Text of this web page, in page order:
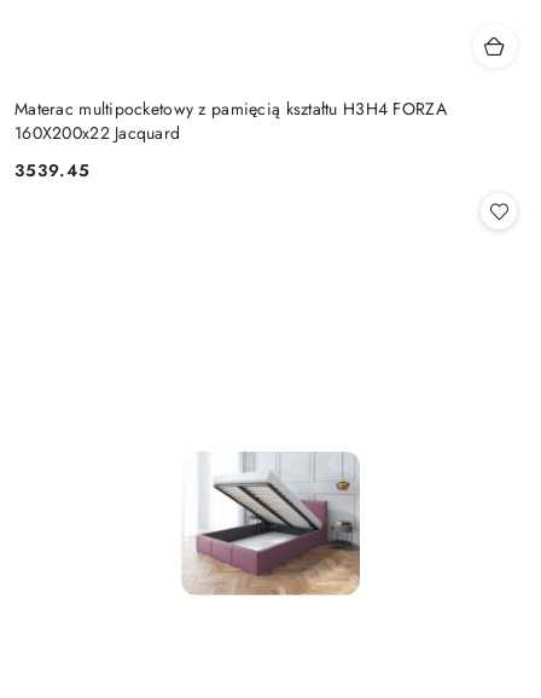
Materac multipocketowy z pamięcią kształtu H3H4 FORZA
160X200x22 Jacquard
Cena:
3539.45